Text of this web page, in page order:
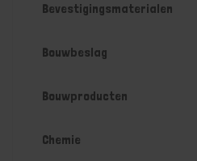
Bevestigingsmaterialen
Bouwbeslag
Bouwproducten
Chemie